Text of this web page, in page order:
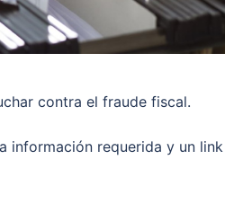
contra el fraude fiscal.
información requerida y un